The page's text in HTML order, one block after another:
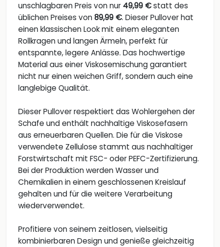
unschlagbaren Preis von nur 49,99 €statt des
üblichen Preises von89,99 €. Dieser Pullover hat
einen klassischen Look mit einem eleganten
Rollkragen und langen Ärmeln, perfekt für
entspannte, legere Anlässe. Das hochwertige
Material aus einer Viskosemischung garantiert
nicht nur einen weichen Griff, sondern auch eine
langlebige Qualität.
Dieser Pullover respektiert das Wohlergehen der
Schafe und enthält nachhaltige Viskosefasern
aus erneuerbaren Quellen. Die für die Viskose
verwendete Zellulose stammt aus nachhaltiger
Forstwirtschaft mit FSC- oder PEFC-Zertifizierung.
Bei der Produktion werden Wasser und
Chemikalien in einem geschlossenen Kreislauf
gehalten und für die weitere Verarbeitung
wiederverwendet.
Profitiere von seinem zeitlosen, vielseitig
kombinierbaren Design und genieße gleichzeitig